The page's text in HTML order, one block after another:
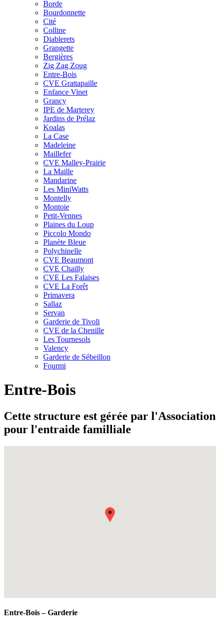
Borde
Bourdonnette
Cité
Colline
Diablerets
Grangette
Bergières
Zig Zag Zoug
Entre-Bois
CVE Grattapaille
Enfance Vinet
Grancy
IPE de Marterey
Jardins de Prélaz
Koalas
La Case
Madeleine
Maillefer
CVE Malley-Prairie
La Maille
Mandarine
Les MiniWatts
Montelly
Montoie
Petit-Vennes
Plaines du Loup
Piccolo Mondo
Planète Bleue
Polychinelle
CVE Beaumont
CVE Chailly
CVE Les Falaises
CVE La Forêt
Primavera
Sallaz
Servan
Garderie de Tivoli
CVE de la Chenille
Les Tournesols
Valency
Garderie de Sébeillon
Fourmi
Entre-Bois
Cette structure est gérée par l'Association
pour l'entraide familliale
Entre-Bois – Garderie